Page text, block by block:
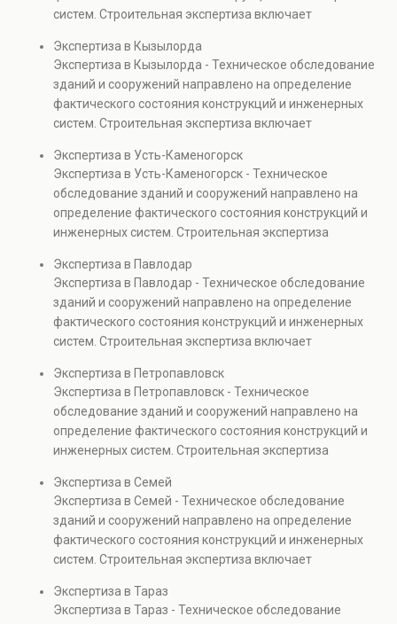
проверках.
систем. Строительная экспертиза включает
элементов и оценку эксплуатационной безопасности.
Услуга востребована при покупке недвижимости,
капитальном ремонте и реконструкции объектов, а
также при судебных разбирательствах и технических
проверках.
Экспертиза в Кызылорда
Экспертиза в Кызылорда - Техническое обследование
зданий и сооружений направлено на определение
фактического состояния конструкций и инженерных
систем. Строительная экспертиза включает
элементов и оценку эксплуатационной безопасности.
Услуга востребована при покупке недвижимости,
капитальном ремонте и реконструкции объектов, а
также при судебных разбирательствах и технических
проверках.
Экспертиза в Усть-Каменогорск
Экспертиза в Усть-Каменогорск - Техническое
обследование зданий и сооружений направлено на
определение фактического состояния конструкций и
инженерных систем. Строительная экспертиза
прочности элементов и оценку эксплуатационной
безопасности. Услуга востребована при покупке
недвижимости, капитальном ремонте и реконструкции
объектов, а также при судебных разбирательствах и
технических проверках.
Экспертиза в Павлодар
Экспертиза в Павлодар - Техническое обследование
зданий и сооружений направлено на определение
фактического состояния конструкций и инженерных
систем. Строительная экспертиза включает
элементов и оценку эксплуатационной безопасности.
Услуга востребована при покупке недвижимости,
капитальном ремонте и реконструкции объектов, а
также при судебных разбирательствах и технических
проверках.
Экспертиза в Петропавловск
Экспертиза в Петропавловск - Техническое
обследование зданий и сооружений направлено на
определение фактического состояния конструкций и
инженерных систем. Строительная экспертиза
прочности элементов и оценку эксплуатационной
безопасности. Услуга востребована при покупке
недвижимости, капитальном ремонте и реконструкции
объектов, а также при судебных разбирательствах и
технических проверках.
Экспертиза в Семей
Экспертиза в Семей - Техническое обследование
зданий и сооружений направлено на определение
фактического состояния конструкций и инженерных
систем. Строительная экспертиза включает
элементов и оценку эксплуатационной безопасности.
Услуга востребована при покупке недвижимости,
Экспертиза в Тараз
Экспертиза в Тараз - Техническое обследование